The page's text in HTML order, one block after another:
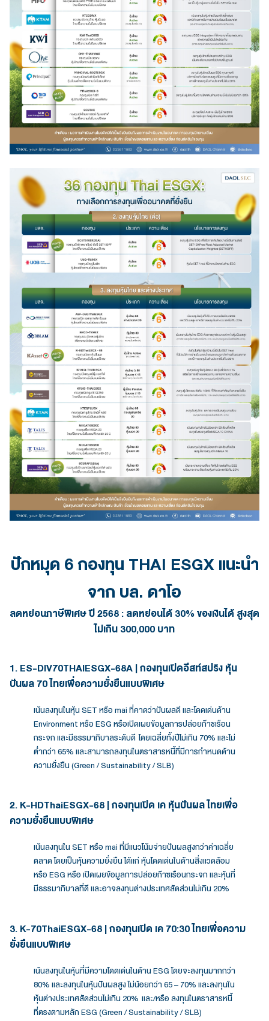
ปักหมุด 6 กองทุน THAI ESGX แนะนำ
จาก บล. ดาโอ
ลดหย่อนภาษีพิเศษ ปี 2568 : ลดหย่อนได้ 30% ของเงินได้ สูงสุด
ไม่เกิน 300,000 บาท
1. ES-DIV70THAIESGX-68A | กองทุนเปิดอีสท์สปริง หุ้น
ปันผล 70 ไทยเพื่อความยั่งยืนแบบพิเศษ
เน้นลงทุนในหุ้น SET หรือ mai ที่คาดว่าปันผลดี และโดดเด่นด้าน
Environment หรือ ESG หรือเปิดเผยข้อมูลการปล่อยก๊าซเรือน
กระจก และมีธรรมาภิบาลระดับดี โดยเฉลี่ยทั้งปีไม่เกิน 70% และไม่
ต่ำกว่า 65% และสามารถลงทุนในตราสารหนี้ที่มีการกำหนดด้าน
ความยั่งยืน (Green / Sustainability / SLB)
2. K-HDThaiESGX-68 | กองทุนเปิด เค หุ้นปันผล ไทยเพื่อ
ความยั่งยืนแบบพิเศษ
เน้นลงทุนใน SET หรือ mai ที่มีแนวโน้มจ่ายปันผลสูงกว่าค่าเฉลี่ย
ตลาด โดยเป็นหุ้นความยั่งยืน ได้แก่ หุ้นโดดเด่นในด้านสิ่งแวดล้อม
หรือ ESG หรือ เปิดเผยข้อมูลการปล่อยก๊าซเรือนกระจก และหุ้นที่
มีธรรมาภิบาลที่ดี และอาจลงทุนต่างประเทศสัดส่วนไม่เกิน 20%
3. K-70ThaiESGX-68 | กองทุนเปิด เค 70:30 ไทยเพื่อความ
ยั่งยืนแบบพิเศษ
เน้นลงทุนในหุ้นที่มีความโดดเด่นในด้าน ESG โดยจะลงทุนมากกว่า
80% และลงทุนในหุ้นปันผลสูง ไม่น้อยกว่า 65 – 70% และลงทุนใน
หุ้นต่างประเทศสัดส่วนไม่เกิน 20% และ/หรือ ลงทุนในตราสารหนี้
ที่ตรงตามหลัก ESG (Green / Sustainability / SLB)